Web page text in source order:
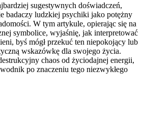
sugestywnych doświadczeń,
badaczy ludzkiej psychiki jako potężny
W tym artykule, opierając się na
symbolice, wyjaśnię, jak interpretować
byś mógł przekuć ten niepokojący lub
wskazówkę dla swojego życia.
chaos od życiodajnej energii,
po znaczeniu tego niezwykłego